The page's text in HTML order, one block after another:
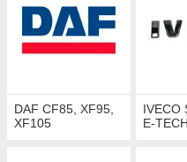
DAF CF85, XF95,
XF105
IVECO
E-